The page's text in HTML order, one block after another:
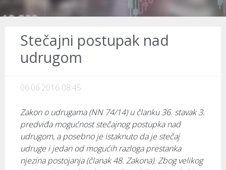
Stečajni postupak nad
udrugom
06.06.2016 08:45
Zakon o udrugama (NN 74/14) u članku 36. stavak 3.
predviđa mogućnost stečajnog postupka nad
udrugom, a posebno je istaknuto da je stečaj
udruge i jedan od mogućih razloga prestanka
njezina postojanja (članak 48. Zakona). Zbog velikog